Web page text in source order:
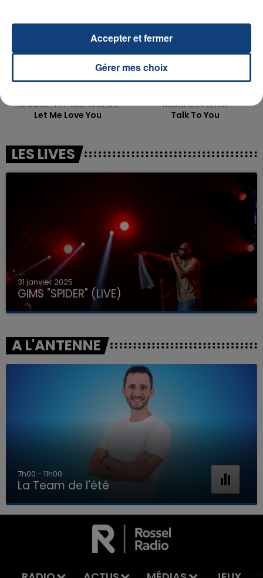
LA TEAM DE L'ÉTÉ
DJ SNAKE FEAT. JUSTIN BIEBER
Let Me Love You
ANOTR & 54 ULTRA
Talk To You
LES LIVES
31 janvier 2025
GIMS "SPIDER" (LIVE)
A L'ANTENNE
7h00 - 11h00
La Team de l'été
Gérer mes choix
Accepter et fermer